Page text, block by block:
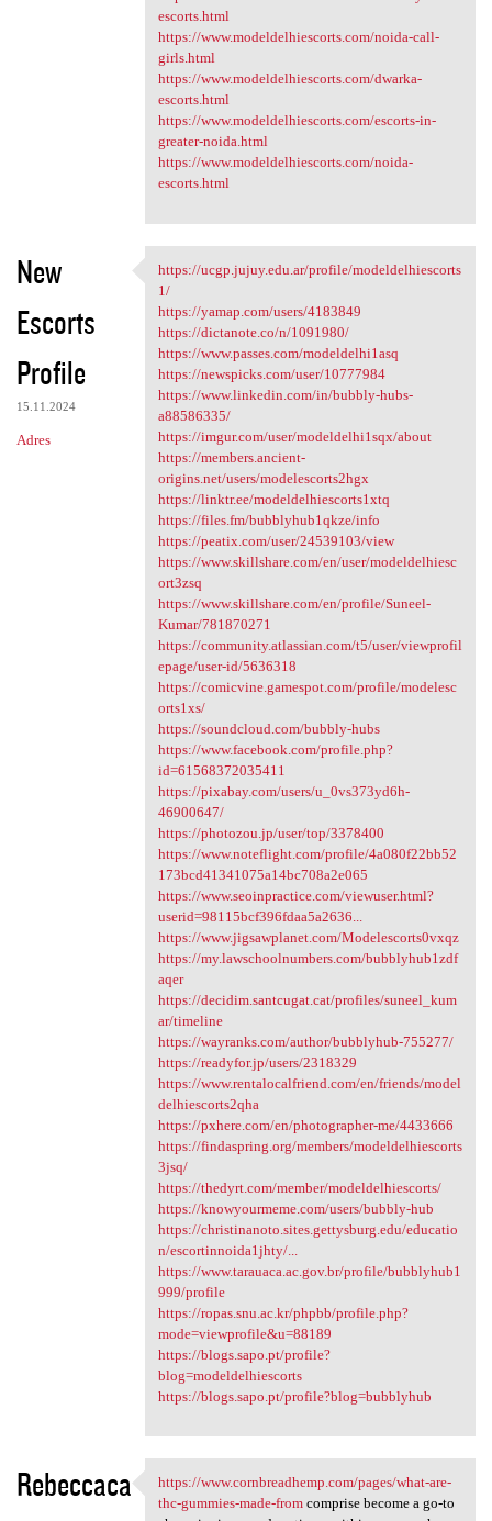
escorts.html
https://www.modeldelhiescorts.com/noida-call-
girls.html
https://www.modeldelhiescorts.com/dwarka-
escorts.html
https://www.modeldelhiescorts.com/escorts-in-
greater-noida.html
https://www.modeldelhiescorts.com/noida-
escorts.html
New
Escorts
Profile
15.11.2024
Adres
https://ucgp.jujuy.edu.ar
https://ucgp.jujuy.edu.ar/profile/modeldelhiescorts
1/
https://yamap.com/users/4183849
https://dictanote.co/n/1091980/
https://www.passes.com/modeldelhi1asq
https://newspicks.com/user/10777984
https://www.linkedin.com/in/bubbly-hubs-
a88586335/
https://imgur.com/user/modeldelhi1sqx/about
https://members.ancient-
origins.net/users/modelescorts2hgx
https://linktr.ee/modeldelhiescorts1xtq
https://files.fm/bubblyhub1qkze/info
https://peatix.com/user/24539103/view
https://www.skillshare.com/en/user/modeldelhiesc
ort3zsq
https://www.skillshare.com/en/profile/Suneel-
Kumar/781870271
https://community.atlassian.com/t5/user/viewprofil
epage/user-id/5636318
https://comicvine.gamespot.com/profile/modelesc
orts1xs/
https://soundcloud.com/bubbly-hubs
https://www.facebook.com/profile.php?
id=61568372035411
https://pixabay.com/users/u_0vs373yd6h-
46900647/
https://photozou.jp/user/top/3378400
https://www.noteflight.com/profile/4a080f22bb52
173bcd41341075a14bc708a2e065
https://www.seoinpractice.com/viewuser.html?
userid=98115bcf396fdaa5a2636...
https://www.jigsawplanet.com/Modelescorts0vxqz
https://my.lawschoolnumbers.com/bubblyhub1zdf
aqer
https://decidim.santcugat.cat/profiles/suneel_kum
ar/timeline
https://wayranks.com/author/bubblyhub-755277/
https://readyfor.jp/users/2318329
https://www.rentalocalfriend.com/en/friends/model
delhiescorts2qha
https://pxhere.com/en/photographer-me/4433666
https://findaspring.org/members/modeldelhiescorts
3jsq/
https://thedyrt.com/member/modeldelhiescorts/
https://knowyourmeme.com/users/bubbly-hub
https://christinanoto.sites.gettysburg.edu/educatio
n/escortinnoida1jhty/...
https://www.tarauaca.ac.gov.br/profile/bubblyhub1
999/profile
https://ropas.snu.ac.kr/phpbb/profile.php?
mode=viewprofile&u=88189
https://blogs.sapo.pt/profile?
blog=modeldelhiescorts
https://blogs.sapo.pt/profile?blog=bubblyhub
Rebeccaca https://www.cornbreadhemp.com
https://www.cornbreadhemp.com/pages/what-are-
thc-gummies-made-fromcomprise become a go-to